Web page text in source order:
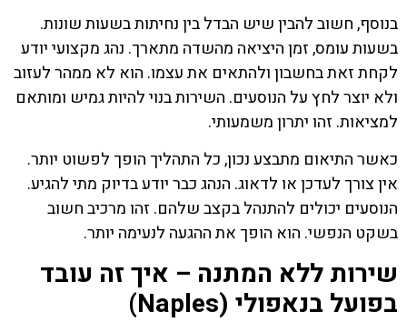
בנוסף, חשוב להבין שיש הבדל בין נחיתות בשעות שונות.
בשעות עומס, זמן היציאה מהשדה מתארך. נהג מקצועי יודע
לקחת זאת בחשבון ולהתאים את עצמו. הוא לא ממהר לעזוב
ולא יוצר לחץ על הנוסעים. השירות בנוי להיות גמיש ומותאם
למציאות. זהו יתרון משמעותי.
כאשר התיאום מתבצע נכון, כל התהליך הופך לפשוט יותר.
אין צורך לעדכן או לדאוג. הנהג כבר יודע בדיוק מתי להגיע.
הנוסעים יכולים להתנהל בקצב שלהם. זהו מרכיב חשוב
בשקט הנפשי. הוא הופך את ההגעה לנעימה יותר.
שירות ללא המתנה – איך זה עובד
בפועל בנאפולי (Naples)